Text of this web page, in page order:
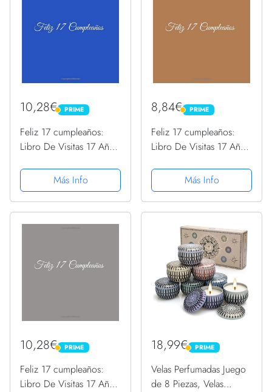
10,28€ PRIME
PRIME
Feliz 17 cumpleaños:
Libro De Visitas 17 Años
Fiesta ideas regalos
decoracion accesorios
eventos firmas fiesta nina
Más Info
8,84€ PRIME
PRIME
Feliz 17 cumpleaños:
Libro De Visitas 17 Años
Fiesta ideas regalos
decoracion accesorios
eventos firmas fiesta nina
Más Info
10,28€ PRIME
PRIME
Feliz 17 cumpleaños:
Libro De Visitas 17 Años
18,99€ PRIME
PRIME
Velas Perfumadas Juego
de 8 Piezas, Velas